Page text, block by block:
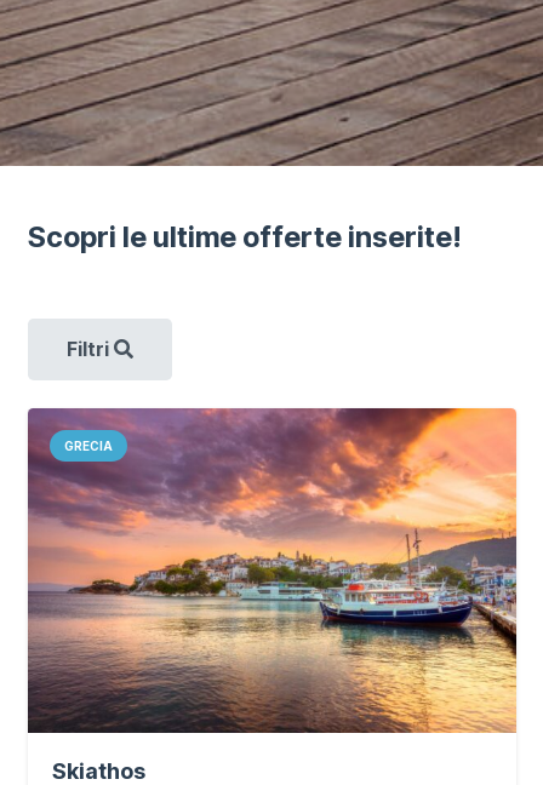
Scopri le ultime offerte inserite!
Filtri
GRECIA
Skiathos